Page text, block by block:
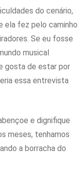
do cenário,
ela fez pelo caminho
Se eu fosse
musical
gosta de estar por
essa entrevista
e dignifique
meses, tenhamos
a borracha do